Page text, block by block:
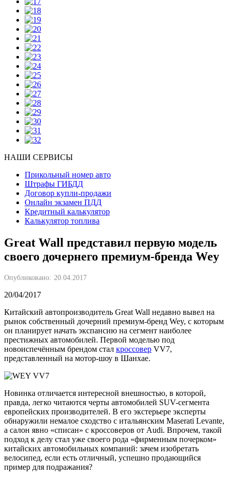
НАШИ СЕРВИСЫ
Прикольный номер авто
Штрафы ГИБДД
Договор купли-продажи
Онлайн экзамен ПДД
Кредитный калькулятор
Калькулятор топлива
Great Wall представил первую модель
своего дочернего премиум-бренда Wey
Опубликовано: 20.04.2017
20/04/2017
Китайский автопроизводитель Great Wall недавно вывел на
рынок собственный дочерний премиум-бренд Wey, с которым
он планирует начать экспансию на сегмент наиболее
престижных автомобилей. Первой моделью под
новоиспечённым брендом стал кроссовер VV7,
представленный на мотор-шоу в Шанхае.
Новинка отличается интересной внешностью, в которой,
правда, легко читаются черты автомобилей SUV-сегмента
европейских производителей. В его экстерьере эксперты
обнаружили немалое сходство с итальянским Maserati Levante,
а салон явно «списан» с кроссоверов от Audi. Впрочем, такой
подход к делу стал уже своего рода «фирменным почерком»
китайских автомобильных компаний: зачем изобретать
велосипед, если есть отличный, успешно продающийся
пример для подражания?